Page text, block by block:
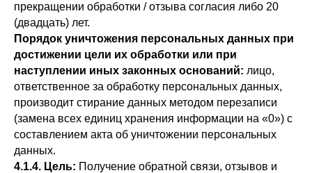
прекращении обработки / отзыва согласия либо 20
(двадцать) лет.
Порядок уничтожения персональных данных при
достижении цели их обработки или при
наступлении иных законных оснований: лицо,
ответственное за обработку персональных данных,
производит стирание данных методом перезаписи
(замена всех единиц хранения информации на «0») с
составлением акта об уничтожении персональных
данных.
4.1.4. Цель: Получение обратной связи, отзывов и